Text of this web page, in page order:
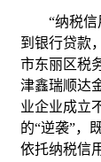
“纳税信用
到银行贷款
市东丽区税
津鑫瑞顺达
业企业成立
的“逆袭”，
依托纳税信